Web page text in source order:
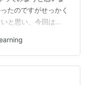
たのですがせっかく
と思い、今回は
Laptopを積んだ
開発を行いました。
置を検出したかった
いました。 WIDER